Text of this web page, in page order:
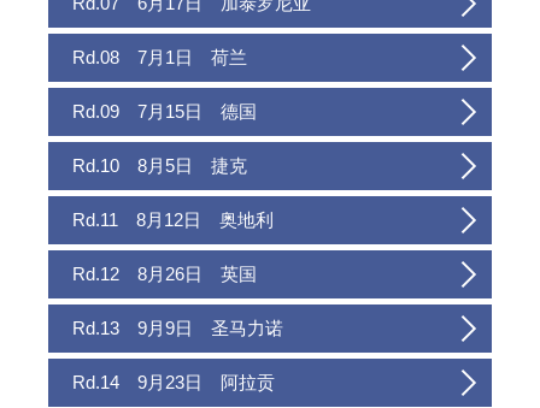
Rd.08 7月1日 荷兰
Rd.09 7月15日 德国
Rd.10 8月5日 捷克
Rd.11 8月12日 奥地利
Rd.12 8月26日 英国
Rd.13 9月9日 圣马力诺
Rd.14 9月23日 阿拉贡